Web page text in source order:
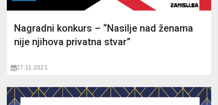
Nagradni konkurs – “Nasilje nad ženama
nije njihova privatna stvar”
27.11.2021